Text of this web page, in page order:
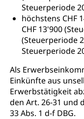
Steuerperiode
höchstens CHF
CHF 13'900
(Steuerperiode
Steuerperiode
Als
Einkünfte aus
Erwerbstätigkeit
den Art. 26-31 und
33 Abs. 1 d-f DBG.
Todesfall
Bestattung,
Erbschaft,
Zivilstandsamt,
Sicherheit
Armee